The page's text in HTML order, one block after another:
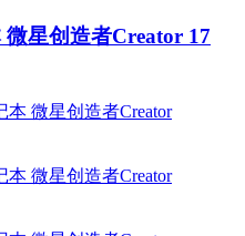
星创造者Creator 17